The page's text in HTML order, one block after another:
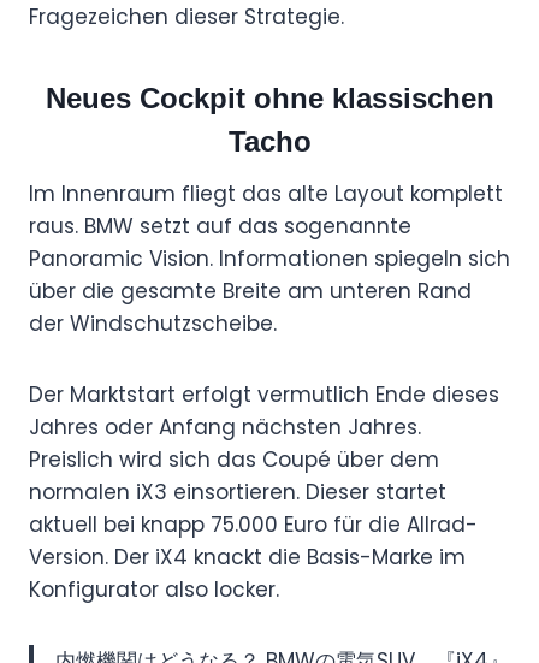
a
s
e
C
o
u
p
e
S
V
“
v
o
n
Y
o
Fragezeichen dieser Strategie.
Neues Cockpit ohne klassischen
Tacho
Im Innenraum fliegt das alte Layout komplett
raus. BMW setzt auf das sogenannte
Panoramic Vision. Informationen spiegeln sich
über die gesamte Breite am unteren Rand
der Windschutzscheibe.
Der Marktstart erfolgt vermutlich Ende dieses
Jahres oder Anfang nächsten Jahres.
Preislich wird sich das Coupé über dem
normalen iX3 einsortieren. Dieser startet
aktuell bei knapp 75.000 Euro für die Allrad-
Version. Der iX4 knackt die Basis-Marke im
Konfigurator also locker.